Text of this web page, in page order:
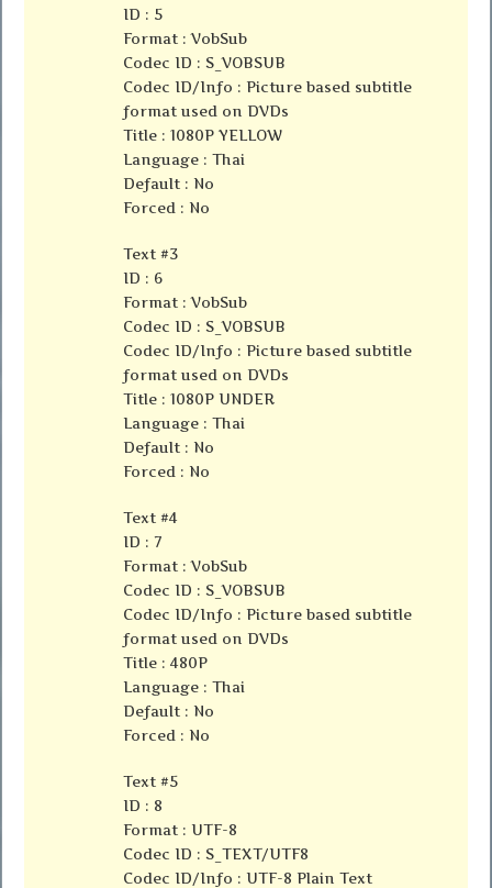
ID : 5
Format : VobSub
Codec ID : S_VOBSUB
Codec ID/Info : Picture based subtitle
format used on DVDs
Title : 1080P YELLOW
Language : Thai
Default : No
Forced : No
Text #3
ID : 6
Format : VobSub
Codec ID : S_VOBSUB
Codec ID/Info : Picture based subtitle
format used on DVDs
Title : 1080P UNDER
Language : Thai
Default : No
Forced : No
Text #4
ID : 7
Format : VobSub
Codec ID : S_VOBSUB
Codec ID/Info : Picture based subtitle
format used on DVDs
Title : 480P
Language : Thai
Default : No
Forced : No
Text #5
ID : 8
Format : UTF-8
Codec ID : S_TEXT/UTF8
Codec ID/Info : UTF-8 Plain Text